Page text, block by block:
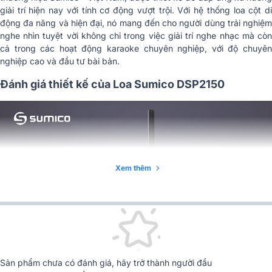
Micro không dây
Nguồn điện
2 x pin kiềm AA,Tần số hoạt động
630-690 Mhz,Các kênh khả dụng
16
Kết nối
1 x Đầu vào RCA, Đầu vào 2 x 6
Kết nối đầu ra
1 x Đầu ra RCA
Kích thước siêu trầm 500 x 650 x 630mm
Trọng lượng Loa siêu
giải trí hiện nay với tính cơ động vượt trội. Với hệ thống loa cột di
động đa năng và hiện đại, nó mang đến cho người dùng trải nghiệm
nghe nhìn tuyệt vời không chỉ trong việc giải trí nghe nhạc mà còn
cả trong các hoạt động karaoke chuyên nghiệp, với độ chuyên
nghiệp cao và đầu tư bài bản.
Đánh giá thiết kế của Loa Sumico DSP2150
Với thiết kế đẹp mắt,Loa cộtSumico DSP2150 có ngoại hình ấn
Xem thêm
Sản phẩm chưa có đánh giá, hãy trở thành người đầu